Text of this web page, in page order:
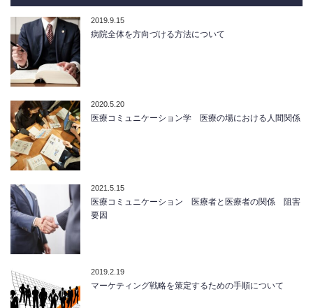
2019.9.15
病院全体を方向づける方法について
2020.5.20
医療コミュニケーション学 医療の場における人間関係
2021.5.15
医療コミュニケーション 医療者と医療者の関係 阻害
要因
2019.2.19
マーケティング戦略を策定するための手順について